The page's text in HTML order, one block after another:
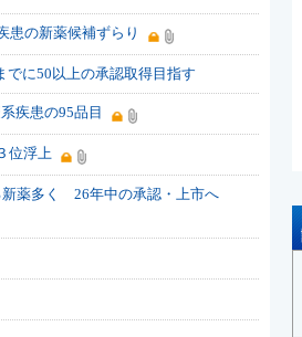
の新薬候補ずらり
に50以上の承認取得目指す
疾患の95品目
位浮上
薬多く 26年中の承認・上市へ